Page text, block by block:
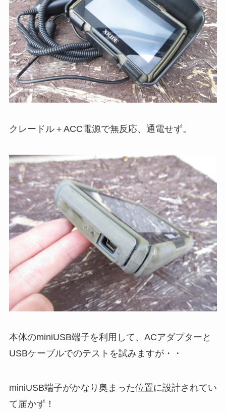
クレードル＋ACC電源で無反応、通電せず。
本体のminiUSB端子を利用して、ACアダプターと
USBケーブルでのテストを試みますが・・
miniUSB端子がかなり奥まった位置に設計されてい
て届かず！